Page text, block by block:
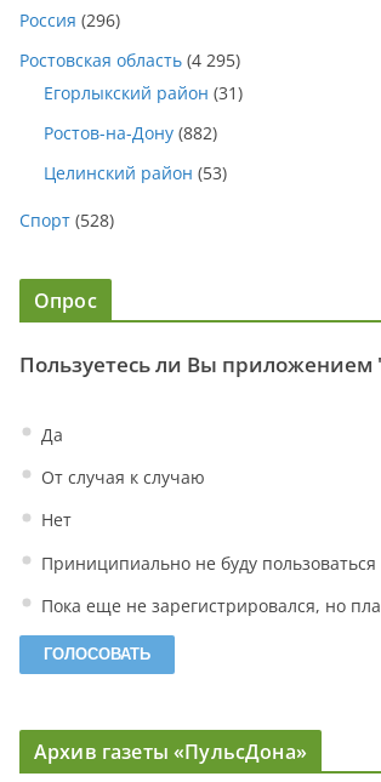
Россия (296)
Ростовская область (4 295)
Егорлыкский район (31)
Ростов-на-Дону (882)
Целинский район (53)
Спорт (528)
Опрос
Пользуетесь ли Вы приложением
Да
От случая к случаю
Нет
Приниципиально не буду пользоваться
Пока еще не зарегистрировался, но
Архив газеты «ПульсДона»